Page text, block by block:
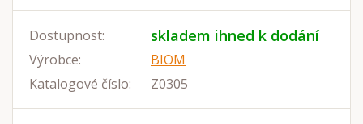
Dostupnost: skladem ihned k dodání
Výrobce:
BIOM
Katalogové číslo:
Z0305